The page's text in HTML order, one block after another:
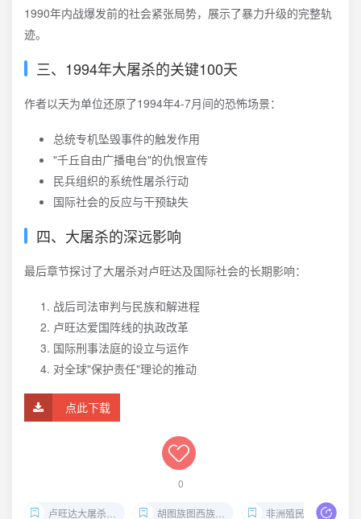
1990年内战爆发前的社会紧张局势，展示了暴力升级的完整轨
迹。
三、1994年大屠杀的关键100天
作者以天为单位还原了1994年4-7月间的恐怖场景：
总统专机坠毁事件的触发作用
"千丘自由广播电台"的仇恨宣传
民兵组织的系统性屠杀行动
国际社会的反应与干预缺失
四、大屠杀的深远影响
最后章节探讨了大屠杀对卢旺达及国际社会的长期影响：
战后司法审判与民族和解进程
卢旺达爱国阵线的执政改革
国际刑事法庭的设立与运作
对全球"保护责任"理论的推动
点此下载
0
卢旺达大屠杀历史 胡图族图西族冲突 非洲殖民历史研究